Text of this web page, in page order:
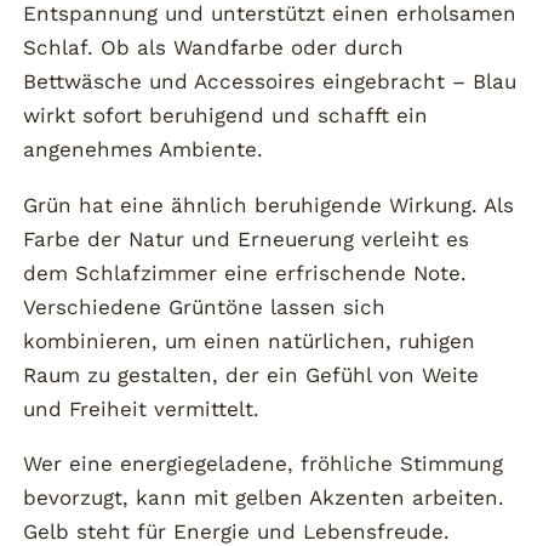
Entspannung und unterstützt einen erholsamen
Schlaf. Ob als Wandfarbe oder durch
Bettwäsche und Accessoires eingebracht – Blau
wirkt sofort beruhigend und schafft ein
angenehmes Ambiente.
Grün hat eine ähnlich beruhigende Wirkung. Als
Farbe der Natur und Erneuerung verleiht es
dem Schlafzimmer eine erfrischende Note.
Verschiedene Grüntöne lassen sich
kombinieren, um einen natürlichen, ruhigen
Raum zu gestalten, der ein Gefühl von Weite
und Freiheit vermittelt.
Wer eine energiegeladene, fröhliche Stimmung
bevorzugt, kann mit gelben Akzenten arbeiten.
Gelb steht für Energie und Lebensfreude.